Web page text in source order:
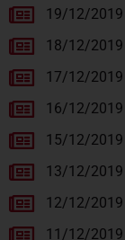
19/12/2019
18/12/2019
17/12/2019
16/12/2019
15/12/2019
13/12/2019
12/12/2019
11/12/2019